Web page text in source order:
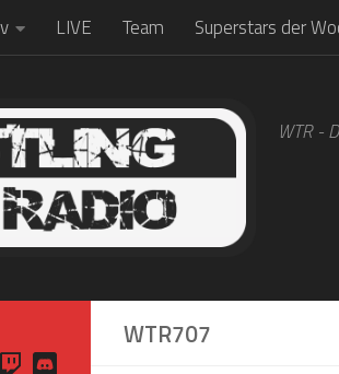
LIVE Team Superstars der
WTR -
WTR707